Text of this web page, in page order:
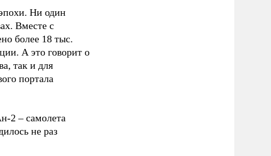
Ни один
Вместе с
более 18 тыс.
А это говорит о
так и для
портала
2 – самолета
не раз